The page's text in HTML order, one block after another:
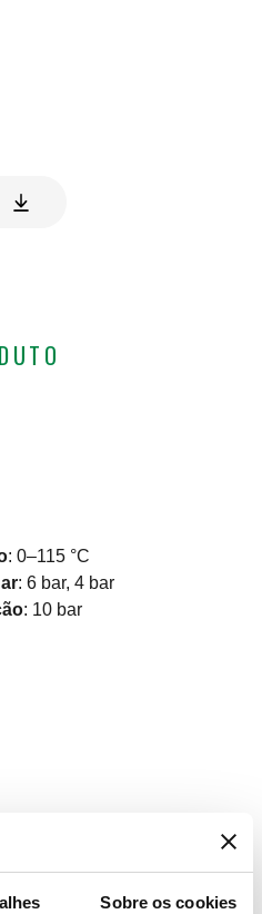
Sobre os cookies
: 0–115 °C
: 6 bar, 4 bar
: 10 bar